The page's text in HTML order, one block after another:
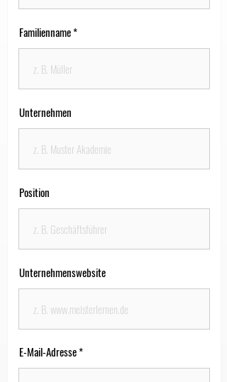
Familienname
Unternehmen
Position
Unternehmenswebsite
E-Mail-Adresse